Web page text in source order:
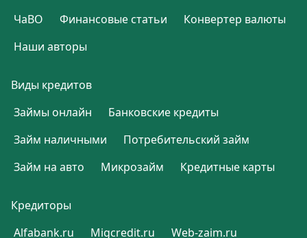
ЧаВО
Финансовые статьи
Конвертер валюты
Наши авторы
Виды кредитов
Займы онлайн
Банковские кредиты
Займ наличными
Потребительский займ
Займ на авто
Микрозайм Кредитные карты
Кредиторы
Alfabank.ru
Migcredit.ru
Web-zaim.ru